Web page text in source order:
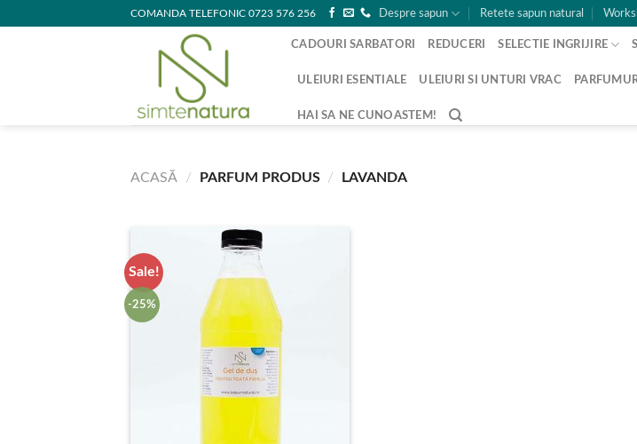
COMANDA TELEFONIC 0723 576 256 Despre sapun Retete sapun natural
CADOURI SARBATORI REDUCERI SELECTIE INGRIJIRE
ULEIURI ESENTIALE ULEIURI SI UNTURI VRAC
HAI SA NE CUNOASTEM!
ACASĂ / PARFUM PRODUS / LAVANDA
Sale!
-25%